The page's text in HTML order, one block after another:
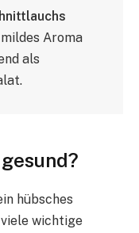
Aroma
als
hübsches
wichtige